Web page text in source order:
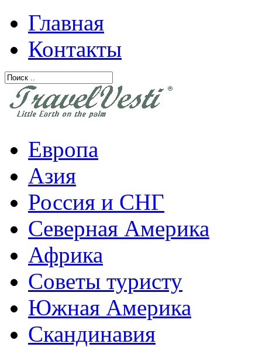
Главная
Контакты
Европа
Азия
Россия и СНГ
Северная Америка
Африка
Советы туристу
Южная Америка
Скандинавия